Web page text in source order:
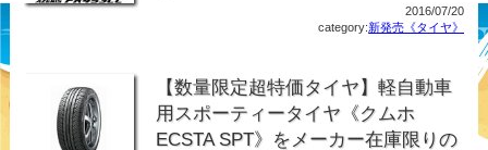
2016/07/20
category:新発売《タイヤ》
【数量限定超特価タイヤ】軽自動車
用スポーティータイヤ《クムホ
ECSTA SPT》をメーカー在庫限りの